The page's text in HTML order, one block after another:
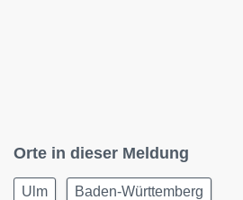
Orte in dieser Meldung
Ulm Baden-Württemberg